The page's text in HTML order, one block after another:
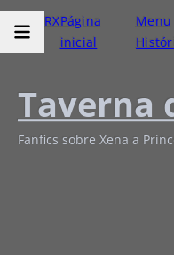
RXPágina
inicial
Menu
Taverna
Fanfics sobre Xena a